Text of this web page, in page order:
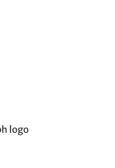
logo